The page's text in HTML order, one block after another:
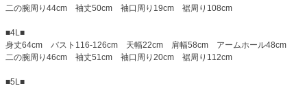
二の腕周り44cm 袖丈50cm 袖口周り19cm 裾周り108cm
■4L■
身丈64cm バスト116-126cm 天幅22cm 肩幅58cm アームホール48cm
二の腕周り46cm 袖丈51cm 袖口周り20cm 裾周り112cm
■5L■